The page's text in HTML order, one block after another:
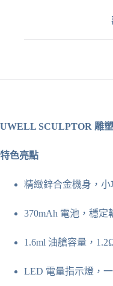
UWELL SCULPTOR 雕
特色亮點
精緻鋅合金機身，小
370mAh 電池，穩定
1.6ml 油艙容量，
LED 電量指示燈，